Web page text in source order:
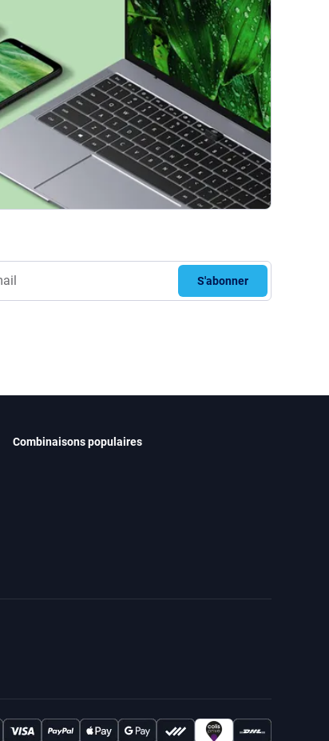
S'abonner
Combinaisons populaires